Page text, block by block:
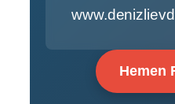
Hemen